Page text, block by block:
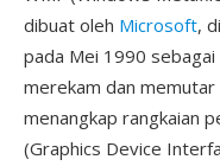
dibuat oleh Microsoft,
pada Mei 1990
merekam dan
menangkap rangkaian
(Graphics Device